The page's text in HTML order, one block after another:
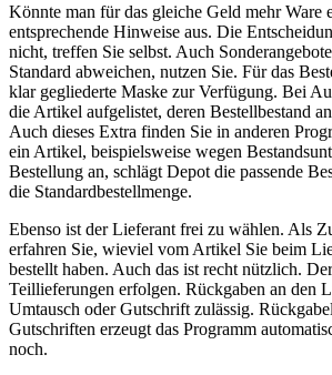
Könnte man für das gleiche Geld mehr Ware
entsprechende Hinweise aus. Die
nicht, treffen Sie selbst. Auch
Standard abweichen, nutzen Sie. Für das
klar gegliederte Maske zur Verfügung. Bei
die Artikel aufgelistet, deren Bestellbestand
Auch dieses Extra finden Sie in anderen
ein Artikel, beispielsweise wegen
Bestellung an, schlägt Depot die passende
die Standardbestellmenge.
Ebenso ist der Lieferant frei zu wählen. Als
erfahren Sie, wieviel vom Artikel Sie beim
bestellt haben. Auch das ist recht nützlich.
Teillieferungen erfolgen. Rückgaben an den
Umtausch oder Gutschrift zulässig.
Gutschriften erzeugt das Programm
noch.